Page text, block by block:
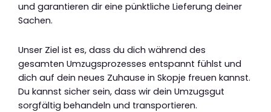
und garantieren dir eine pünktliche Lieferung deiner
Sachen.
Unser Ziel ist es, dass du dich während des
gesamten Umzugsprozesses entspannt fühlst und
dich auf dein neues Zuhause in Skopje freuen kannst.
Du kannst sicher sein, dass wir dein Umzugsgut
sorgfältig behandeln und transportieren.